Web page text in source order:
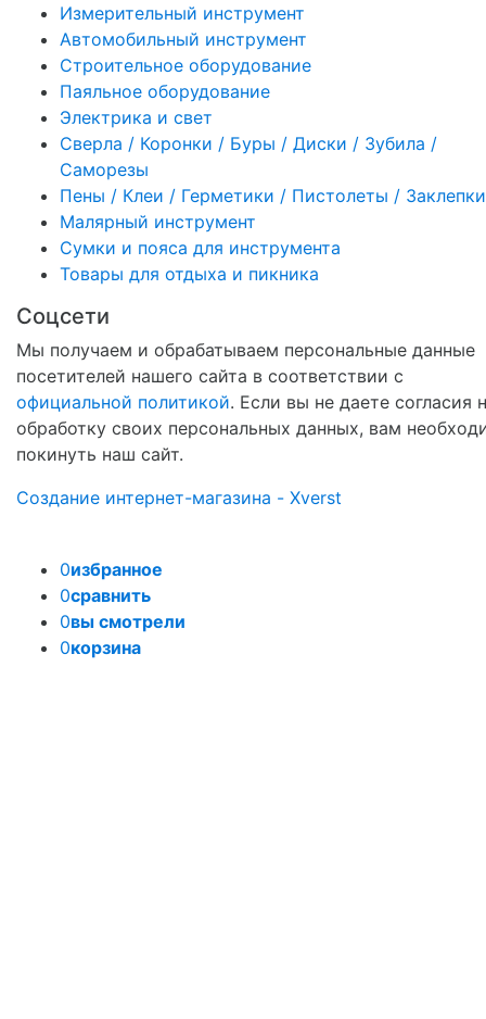
Измерительный инструмент
Автомобильный инструмент
Строительное оборудование
Паяльное оборудование
Электрика и свет
Сверла / Коронки / Буры / Диски / Зубила /
Саморезы
Пены / Клеи / Герметики / Пистолеты / Заклепки
Малярный инструмент
Сумки и пояса для инструмента
Товары для отдыха и пикника
Соцсети
Мы получаем и обрабатываем персональные данные
посетителей нашего сайта в соответствии с
официальной политикой. Если вы не даете согласия
обработку своих персональных данных, вам
покинуть наш сайт.
Создание интернет-магазина - Xverst
0избранное
0сравнить
0вы смотрели
0корзина